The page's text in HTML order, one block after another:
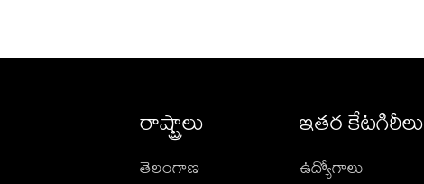
రాష్ట్రాలు
తెలంగాణ
ఇతర కేటగిరీలు
ఉద్యోగాలు